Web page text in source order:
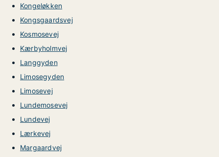
Kongeløkken
Kongsgaardsvej
Kosmosevej
Kærbyholmvej
Langgyden
Limosegyden
Limosevej
Lundemosevej
Lundevej
Lærkevej
Margaardvej